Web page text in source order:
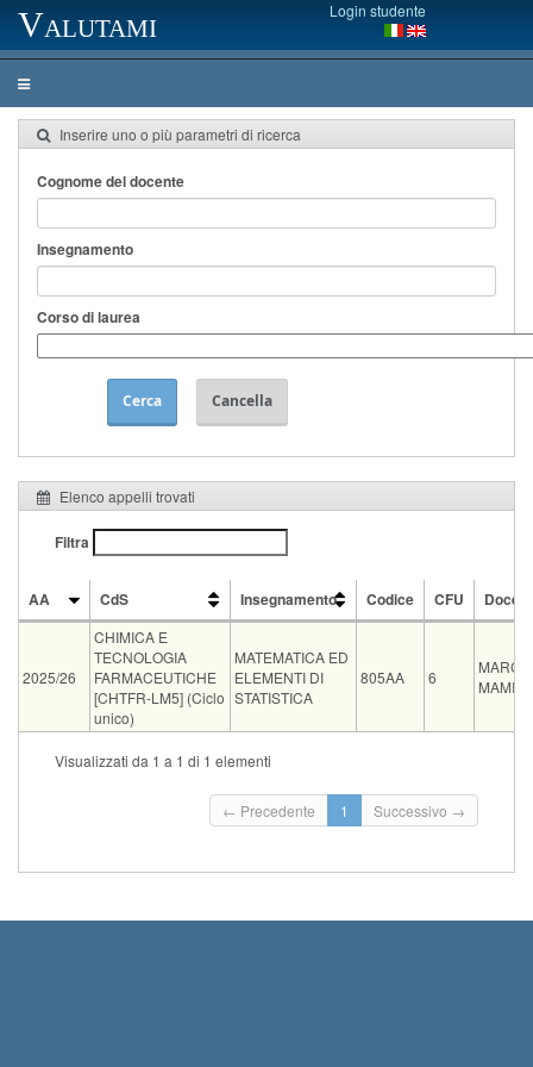
Valutami Login studente
Inserire uno o più parametri di ricerca
Cognome del docente
Insegnamento
Corso di laurea
Cerca Cancella
Elenco appelli trovati
Filtra
AA CdS Insegnamento Codice CFU
CdS
2025/26
CHIMICA E
TECNOLOGIA
FARMACEUTICHE
[CHTFR-LM5] (Ciclo
unico)
MATEMATICA ED
ELEMENTI DI
STATISTICA
805AA 6
Tipo Data e ora Sede Note
FIB D 0
Termine iscrizioni:
Visualizzati da 1 a 1 di 1 elementi
← Precedente 1 Successivo →